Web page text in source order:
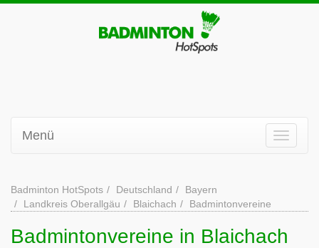
Menü
Badminton HotSpots Deutschland
Bayern
Landkreis Oberallgäu
Blaichach Badmintonvereine
Badmintonvereine in Blaichach